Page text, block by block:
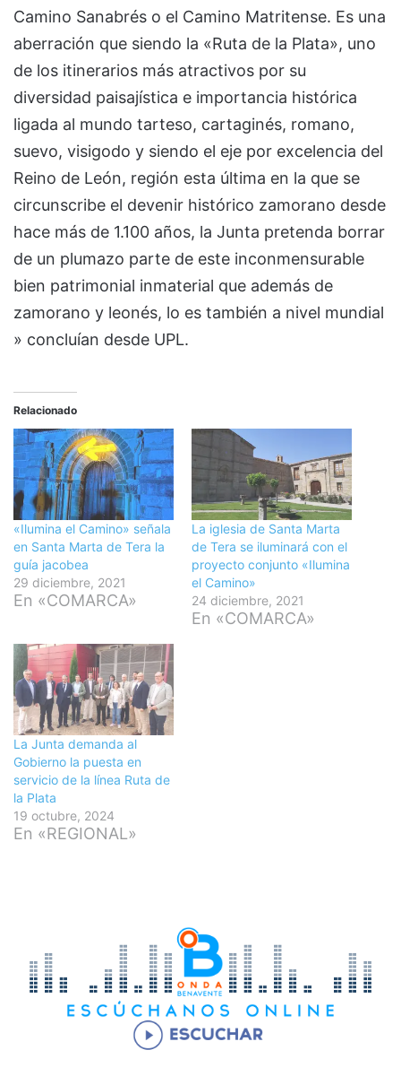
Camino Sanabrés o el Camino Matritense. Es una
aberración que siendo la «Ruta de la Plata», uno
de los itinerarios más atractivos por su
diversidad paisajística e importancia histórica
ligada al mundo tarteso, cartaginés, romano,
suevo, visigodo y siendo el eje por excelencia del
Reino de León, región esta última en la que se
circunscribe el devenir histórico zamorano desde
hace más de 1.100 años, la Junta pretenda borrar
de un plumazo parte de este inconmensurable
bien patrimonial inmaterial que además de
zamorano y leonés, lo es también a nivel mundial
» concluían desde UPL.
Relacionado
«Ilumina el Camino» señala
en Santa Marta de Tera la
guía jacobea
29 diciembre, 2021
En «COMARCA»
La iglesia de Santa Marta
de Tera se iluminará con el
proyecto conjunto «Ilumina
el Camino»
24 diciembre, 2021
En «COMARCA»
La Junta demanda al
Gobierno la puesta en
servicio de la línea Ruta de
la Plata
19 octubre, 2024
En «REGIONAL»